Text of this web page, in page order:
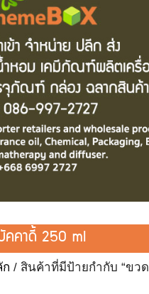
คคาดี้ 250 ml
/ สินค้าที่มีป้ายกำกับ “ขว